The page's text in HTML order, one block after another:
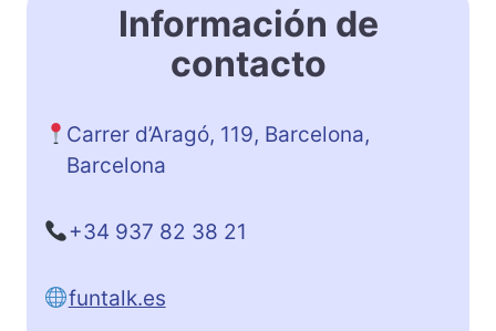
Información de
contacto
Carrer d’Aragó, 119, Barcelona,
Barcelona
+34 937 82 38 21
funtalk.es